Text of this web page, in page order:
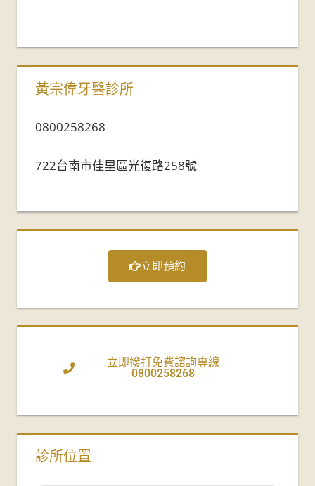
黃宗偉牙醫診所
0800258268
722台南市佳里區光復路258號
立即預約
立即撥打免費諮詢專線
0800258268
診所位置